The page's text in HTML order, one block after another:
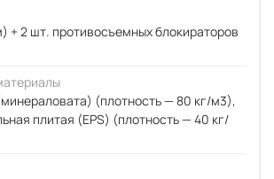
+ 2 шт. противосъемных блокираторов
(плотность — 80 кг/м3),
плитая (EPS) (плотность — 40 кг/